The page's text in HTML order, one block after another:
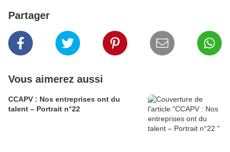
Partager
Vous aimerez aussi
CCAPV : Nos entreprises ont du
talent – Portrait n°22